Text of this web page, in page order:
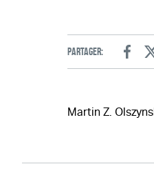
Partager:
Martin Z.